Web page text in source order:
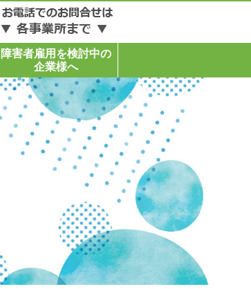
障害者雇用を検討中の
企業様へ